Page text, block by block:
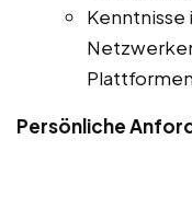
Kenntnisse
Persönliche